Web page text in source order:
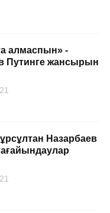
алмаспын» -
Путинге жансырын
Назарбаев